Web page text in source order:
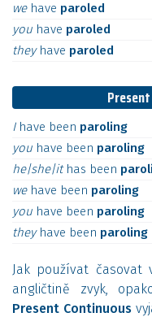
we have paroled
you have paroled
they have paroled
I have been paroling
you have been paroling
he|she|it has been
we have been paroling
you have been paroling
they have been paroling
Jak používat časovat
angličtině zvyk,
Present Continuous